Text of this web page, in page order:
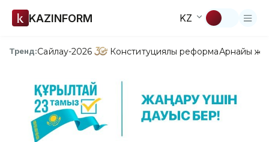
KAZINFORM KZ
Тренд:Сайлау-2026 Конституциялық реформаАрнайы